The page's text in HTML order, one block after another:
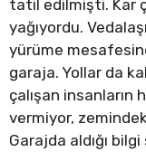
tatil edilmişti. Kar
yağıyordu.
yürüme
garaja. Yollar da
çalışan insanların
vermiyor,
Garajda aldığı